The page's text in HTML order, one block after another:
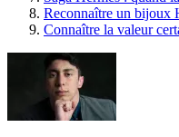
Reconnaître un bijoux
Connaître la valeur